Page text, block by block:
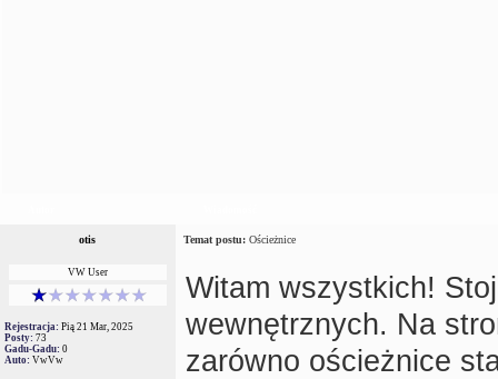
otis Temat postu: Ościeżnice
VW User
Rejestracja: Pią 21 Mar, 2025
Posty: 73
Gadu-Gadu: 0
Auto: VwVw
Witam wszystkich!
wewnętrznych. Na
zarówno ościeżnice